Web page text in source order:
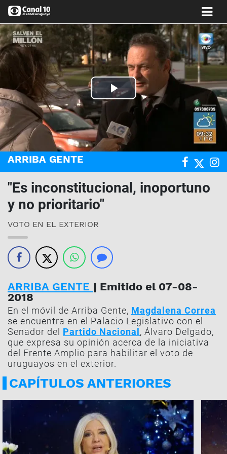
Play
Video
ARRIBA GENTE
"Es inconstitucional, inoportuno
y no prioritario"
VOTO EN EL EXTERIOR
ARRIBA GENTE | Emitido el 07-08-
2018
En el móvil de Arriba Gente, Magdalena Correa
se encuentra en el Palacio Legislativo con el
Senador del Partido Nacional , Álvaro Delgado,
que expresa su opinión acerca de la iniciativa
del Frente Amplio para habilitar el voto de
uruguayos en el exterior.
CAPÍTULOS ANTERIORES